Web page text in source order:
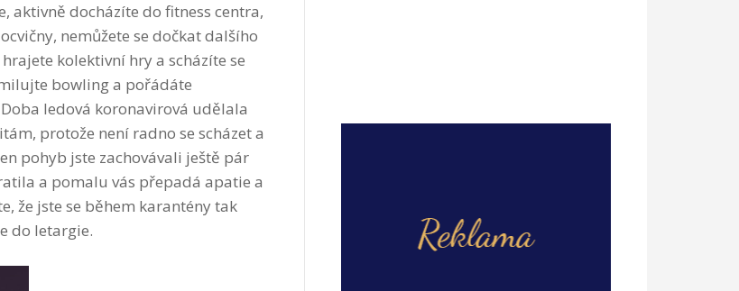
aktivně docházíte do fitness centra,
nemůžete se dočkat dalšího
kolektivní hry a scházíte se
bowling a pořádáte
ledová koronavirová udělala
protože není radno se scházet a
pohyb jste zachovávali ještě pár
a pomalu vás přepadá apatie a
že jste se během karantény tak
do letargie.